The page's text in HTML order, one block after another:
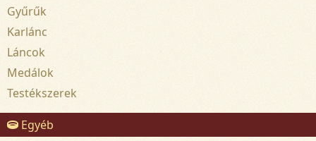
Gyűrűk
Karlánc
Láncok
Medálok
Testékszerek
Egyéb